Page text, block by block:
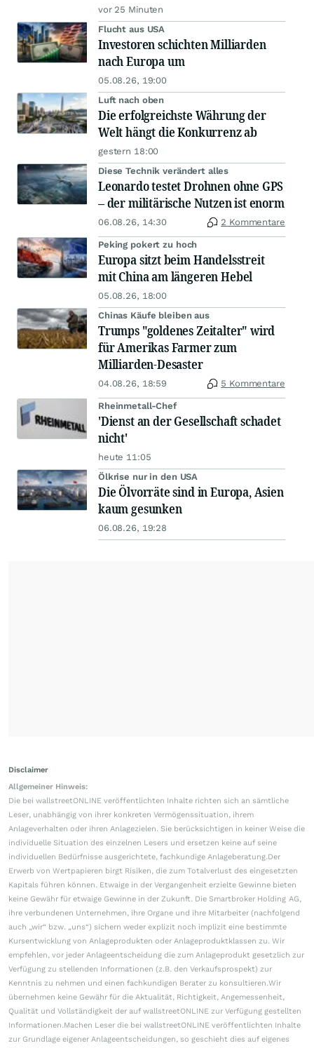
vor 25 Minuten
Flucht aus USA
Investoren schichten Milliarden
nach Europa um
05.08.26, 19:00
Luft nach oben
Die erfolgreichste Währung der
Welt hängt die Konkurrenz ab
gestern 18:00
Diese Technik verändert alles
Leonardo testet Drohnen ohne GPS
– der militärische Nutzen ist enorm
06.08.26, 14:30 2 Kommentare
Peking pokert zu hoch
Europa sitzt beim Handelsstreit
mit China am längeren Hebel
05.08.26, 18:00
Chinas Käufe bleiben aus
Trumps "goldenes Zeitalter" wird
für Amerikas Farmer zum
Milliarden-Desaster
04.08.26, 18:59 5 Kommentare
Rheinmetall-Chef
'Dienst an der Gesellschaft schadet
nicht'
heute 11:05
Ölkrise nur in den USA
Die Ölvorräte sind in Europa, Asien
kaum gesunken
06.08.26, 19:28
Disclaimer
Allgemeiner Hinweis:
Die bei wallstreetONLINE veröffentlichten Inhalte richten sich an sämtliche
Leser, unabhängig von ihrer konkreten Vermögenssituation, ihrem
Anlageverhalten oder ihren Anlagezielen. Sie berücksichtigen in keiner Weise die
individuelle Situation des einzelnen Lesers und ersetzen keine auf seine
individuellen Bedürfnisse ausgerichtete, fachkundige Anlageberatung.Der
Erwerb von Wertpapieren birgt Risiken, die zum Totalverlust des eingesetzten
Kapitals führen können. Etwaige in der Vergangenheit erzielte Gewinne bieten
keine Gewähr für etwaige Gewinne in der Zukunft. Die Smartbroker Holding AG,
ihre verbundenen Unternehmen, ihre Organe und ihre Mitarbeiter (nachfolgend
auch „wir“ bzw. „uns“) sichern weder explizit noch implizit eine bestimmte
Kursentwicklung von Anlageprodukten oder Anlageproduktklassen zu. Wir
empfehlen, vor jeder Anlageentscheidung die zum Anlageprodukt gesetzlich zur
Verfügung zu stellenden Informationen (z.B. den Verkaufsprospekt) zur
Kenntnis zu nehmen und einen fachkundigen Berater zu konsultieren.Wir
übernehmen keine Gewähr für die Aktualität, Richtigkeit, Angemessenheit,
Qualität und Vollständigkeit der auf wallstreetONLINE zur Verfügung gestellten
Informationen.Machen Leser die bei wallstreetONLINE veröffentlichten Inhalte
zur Grundlage eigener Anlageentscheidungen, so geschieht dies auf eigenes